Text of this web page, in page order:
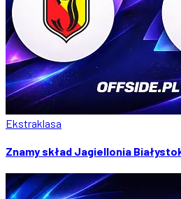
Ekstraklasa
Znamy skład Jagiellonia